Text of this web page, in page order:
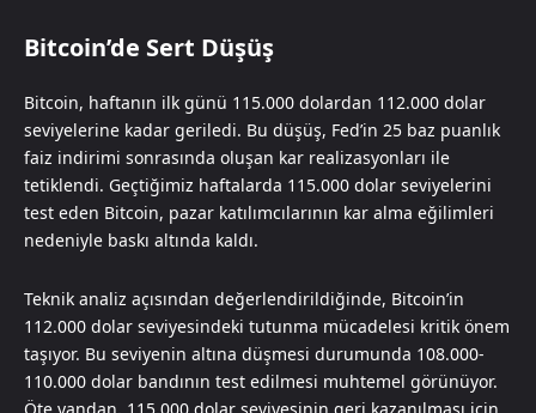
Bitcoin’de Sert Düşüş
Bitcoin, haftanın ilk günü 115.000 dolardan 112.000 dolar
seviyelerine kadar geriledi. Bu düşüş, Fed’in 25 baz puanlık
faiz indirimi sonrasında oluşan kar realizasyonları ile
tetiklendi. Geçtiğimiz haftalarda 115.000 dolar seviyelerini
test eden Bitcoin, pazar katılımcılarının kar alma eğilimleri
nedeniyle baskı altında kaldı.
Teknik analiz açısından değerlendirildiğinde, Bitcoin’in
112.000 dolar seviyesindeki tutunma mücadelesi kritik önem
taşıyor. Bu seviyenin altına düşmesi durumunda 108.000-
110.000 dolar bandının test edilmesi muhtemel görünüyor.
Öte yandan, 115.000 dolar seviyesinin geri kazanılması için